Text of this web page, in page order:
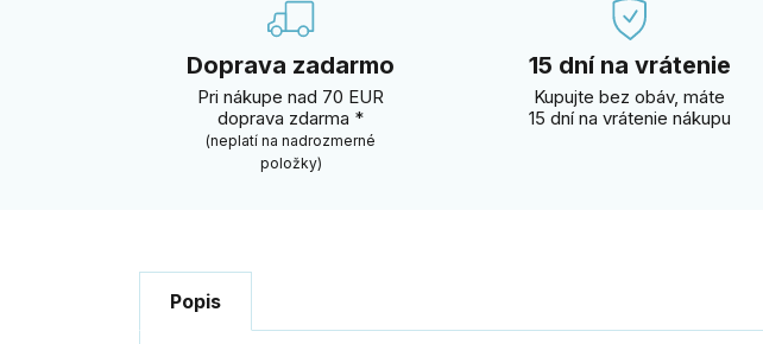
Doprava zadarmo
Pri nákupe nad 70 EUR
doprava zdarma *
(neplatí na nadrozmerné
položky)
15 dní na vrátenie
Kupujte bez obáv, máte
15 dní na vrátenie nákupu
Popis